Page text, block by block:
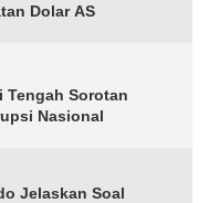
Dolar AS
Tengah Sorotan
Nasional
Jelaskan Soal